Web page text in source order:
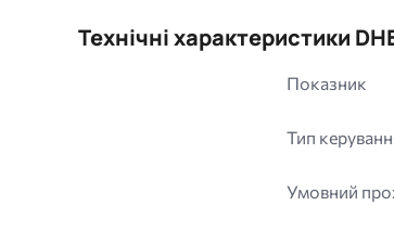
Технічні характеристики
Показник
Тип
Умовний